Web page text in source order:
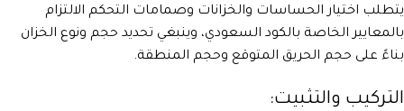
يتطلب اختيار الحساسات والخزانات وصمامات التحكم الالتزام
بالمعايير الخاصة بالكود السعودي، وينبغي تحديد حجم ونوع الخزان
بناءً على حجم الحريق المتوقع وحجم المنطقة.
التركيب والتثبيت: